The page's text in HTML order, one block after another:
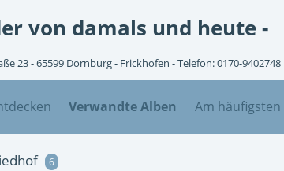
von damals und heute -
23 - 65599 Dornburg - Frickhofen - Telefon: 0170-
Verwandte Alben Am häufigsten
6